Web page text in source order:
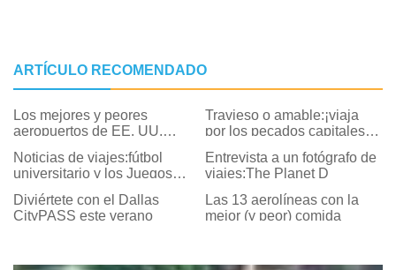
ARTÍCULO RECOMENDADO
Los mejores y peores
aeropuertos de EE. UU.
Travieso o amable:¡viaja
por los pecados capitales y
Noticias de viajes:fútbol
universitario y los Juegos
Entrevista a un fotógrafo de
viajes:The Planet D
Diviértete con el Dallas
CityPASS este verano
Las 13 aerolíneas con la
mejor (y peor) comida